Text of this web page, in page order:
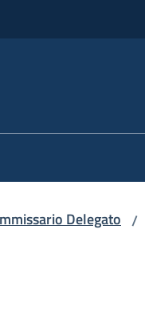
Delegato /